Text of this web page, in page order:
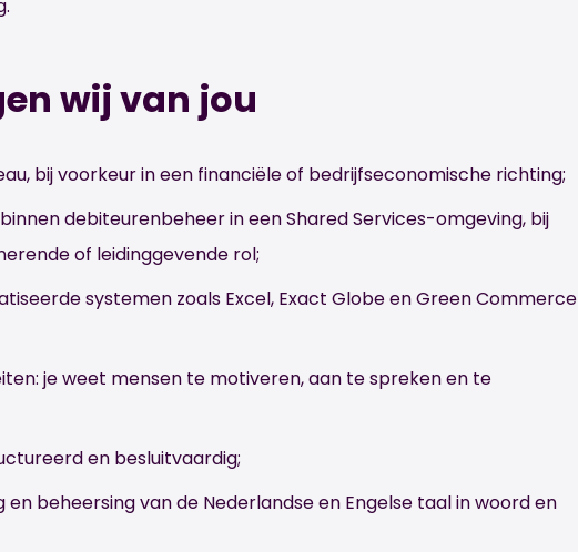
wij van jou
bij voorkeur in een financiële of bedrijfseconomische richting;
debiteurenbeheer in een Shared Services-omgeving, bij
of leidinggevende rol;
systemen zoals Excel, Exact Globe en Green Commerce
je weet mensen te motiveren, aan te spreken en te
en besluitvaardig;
beheersing van de Nederlandse en Engelse taal in woord en